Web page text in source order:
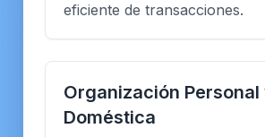
eficiente de transacciones.
Organización Personal
Doméstica